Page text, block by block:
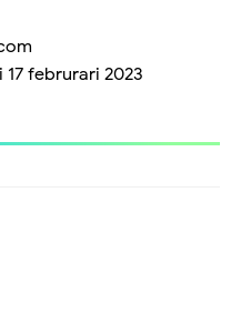
februrari 2023